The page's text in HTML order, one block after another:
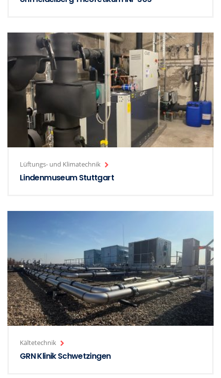
Lüftungs- und Klimatechnik
Lindenmuseum Stuttgart
Kältetechnik
GRN Klinik Schwetzingen